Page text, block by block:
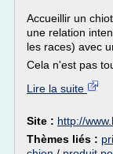
Accueillir un
une relation
les races) avec
Cela n'est pas
Lire la suite
Site : http://
Thèmes liés :